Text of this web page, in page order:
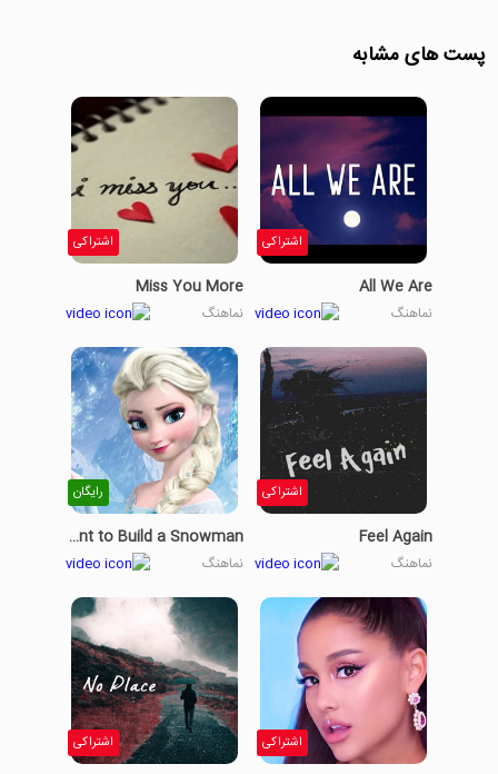
پست های مشابه
اشتراکی
All We Are
نماهنگ
اشتراکی
Miss You More
نماهنگ
اشتراکی
Feel Again
نماهنگ
رایگان
Do You Want to Build a Snowman?
نماهنگ
اشتراکی اشتراکی